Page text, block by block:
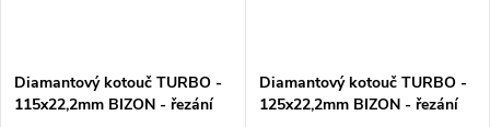
Diamantový kotouč TURBO -
115x22,2mm BIZON - řezání
Diamantový kotouč TURBO -
125x22,2mm BIZON - řezání